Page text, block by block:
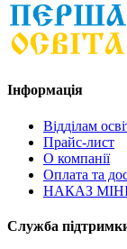
Інформація
Відділам
Прайс-лист
О компанії
Оплата та
НАКАЗ
Служба